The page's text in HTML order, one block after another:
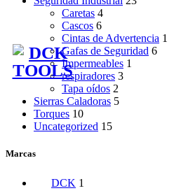
Caretas 4
Cascos 6
Cintas de Advertencia 1
Gafas de Seguridad 6
Impermeables 1
respiradores 3
Tapa oídos 2
Sierras Caladoras 5
Torques 10
Uncategorized 15
Marcas
DCK 1